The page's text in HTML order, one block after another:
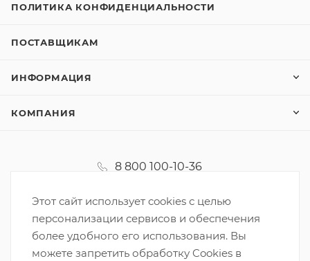
ПОЛИТИКА КОНФИДЕНЦИАЛЬНОСТИ
ПОСТАВЩИКАМ
ИНФОРМАЦИЯ
КОМПАНИЯ
8 800 100-10-36
Этот сайт использует cookies с целью
персонализации сервисов и обеспечения
более удобного его использования. Вы
можете запретить обработку Cookies в